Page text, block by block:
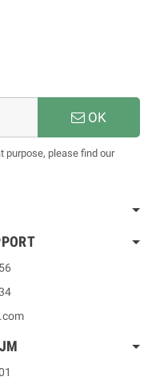
OK
purpose, please find our